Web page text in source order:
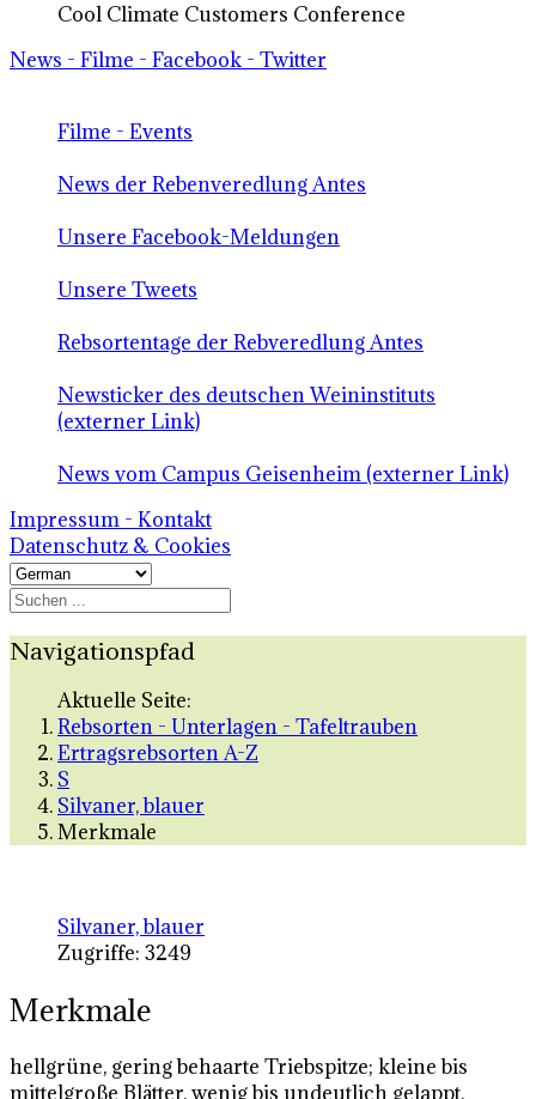
Cool Climate Customers Conference
News - Filme - Facebook - Twitter
Filme - Events
News der Rebenveredlung Antes
Unsere Facebook-Meldungen
Unsere Tweets
Rebsortentage der Rebveredlung Antes
Newsticker des deutschen Weininstituts
(externer Link)
News vom Campus Geisenheim (externer Link)
Impressum - Kontakt
Datenschutz & Cookies
Navigationspfad
Aktuelle Seite:
Rebsorten - Unterlagen - Tafeltrauben
Ertragsrebsorten A-Z
S
Silvaner, blauer
Merkmale
Silvaner, blauer
Zugriffe: 3249
Merkmale
hellgrüne, gering behaarte Triebspitze; kleine bis
mittelgroße Blätter, wenig bis undeutlich gelappt,